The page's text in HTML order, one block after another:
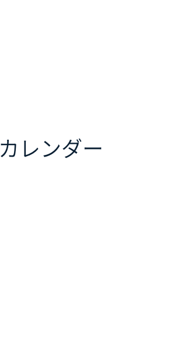
カレンダー